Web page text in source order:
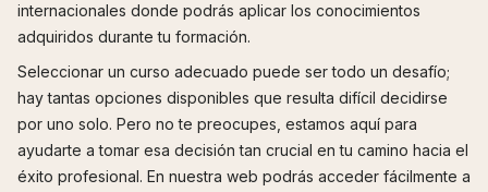
internacionales donde podrás aplicar los conocimientos
adquiridos durante tu formación.
Seleccionar un curso adecuado puede ser todo un desafío;
hay tantas opciones disponibles que resulta difícil decidirse
por uno solo. Pero no te preocupes, estamos aquí para
ayudarte a tomar esa decisión tan crucial en tu camino hacia el
éxito profesional. En nuestra web podrás acceder fácilmente a